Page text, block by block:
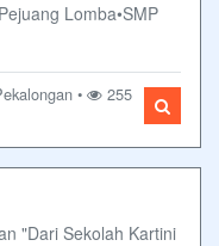
Lomba•SMP
•
255
"Dari Sekolah Kartini